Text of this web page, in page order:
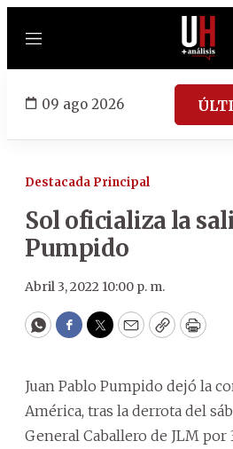
Menú
09 ago 2026
Destacada Principal
Sol oficializa la
Pumpido
Abril 3, 2022 10:00 p. m.
WhatsApp
Facebook
Twitter
EmailCopyPrint
Juan Pablo Pumpido dejó la
América, tras la derrota del
General Caballero de JLM por